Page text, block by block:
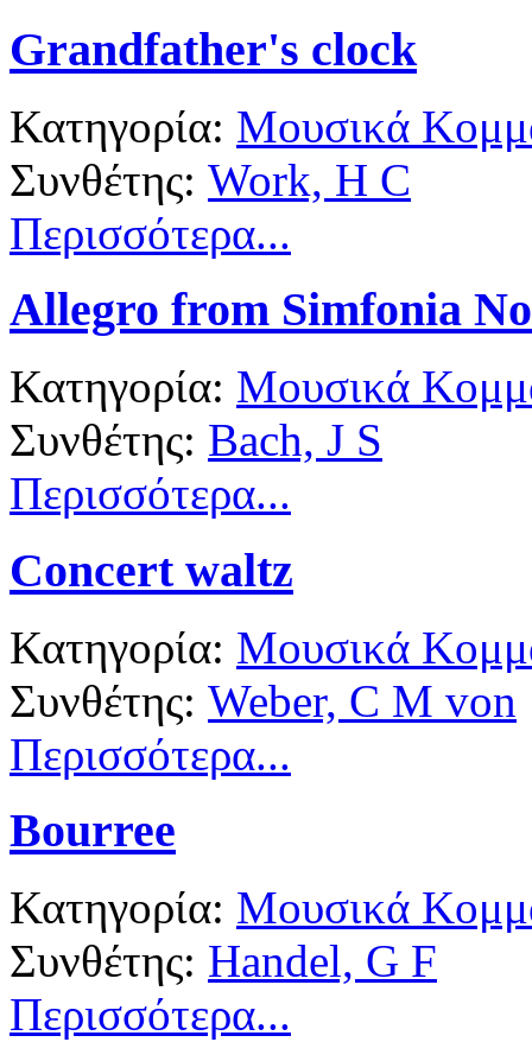
Grandfather's clock
Κατηγορία: Μουσικά
Συνθέτης: Work, H C
Περισσότερα...
Allegro from Simfonia
Κατηγορία: Μουσικά
Συνθέτης: Bach, J S
Περισσότερα...
Concert waltz
Κατηγορία: Μουσικά
Συνθέτης: Weber, C M von
Περισσότερα...
Bourree
Κατηγορία: Μουσικά
Συνθέτης: Handel, G F
Περισσότερα...